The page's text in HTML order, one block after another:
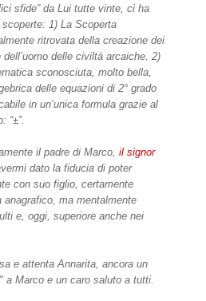
sfide” da Lui tutte vinte, ci ha
1) La Scoperta
ritrovata della creazione dei
delle civiltà arcaiche. 2)
sconosciuta, molto bella,
delle equazioni di 2° grado
in un’unica formula grazie al
“±”.
il padre di Marco, il signor
dato la fiducia di poter
con suo figlio, certamente
ma mentalmente
e, oggi, superiore anche nei
e attenta Annarita, ancora un
a Marco e un caro saluto a tutti.